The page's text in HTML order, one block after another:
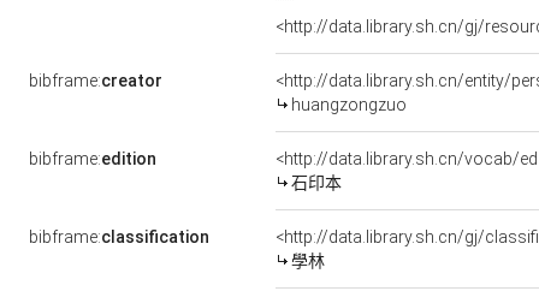
<http://data.library.sh.cn/gj/
bibframe:creator
<http://data.library.sh.cn/entity/
huangzongzuo
bibframe:edition
<http://data.library.sh.cn/vocab/
石印本
bibframe:classification
<http://data.library.sh.cn/gj/
學林